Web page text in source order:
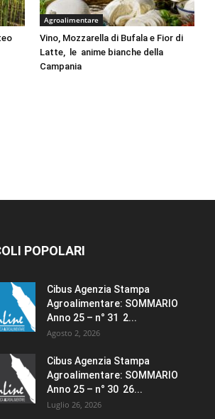
Agroalimentare
Vino, Mozzarella di Bufala e Fior di
Latte, le anime bianche della
Campania
POPOLARI
Cibus Agenzia Stampa
Agroalimentare: SOMMARIO
Anno 25 – n° 31 2...
Agosto 2, 2026
Cibus Agenzia Stampa
Agroalimentare: SOMMARIO
Anno 25 – n° 30 26...
Luglio 26, 2026